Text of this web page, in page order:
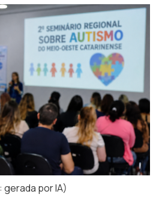
por IA)